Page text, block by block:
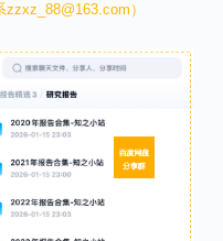
zzxz_88@163.com）